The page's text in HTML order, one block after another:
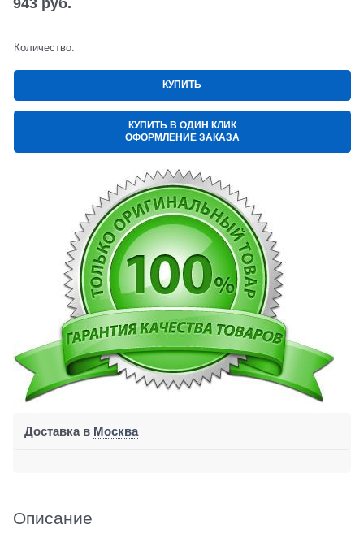
943 руб.
Количество:
КУПИТЬ
КУПИТЬ В ОДИН КЛИК
ОФОРМЛЕНИЕ ЗАКАЗА
Доставка в Москва
Описание